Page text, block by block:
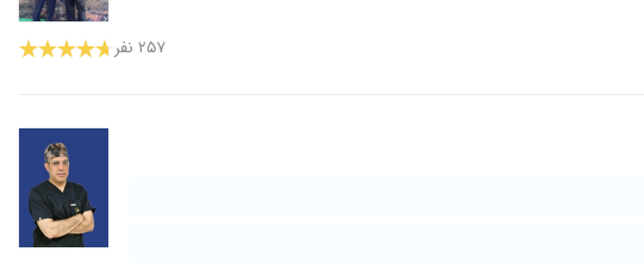
۲۵۷ نفر